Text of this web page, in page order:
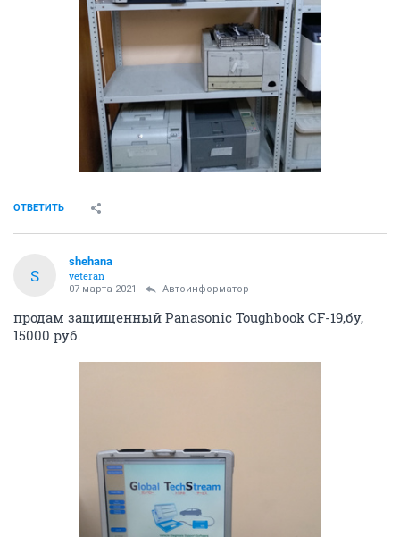
ОТВЕТИТЬ
S
shehana
veteran
07 марта 2021 Автоинформатор
продам защищенный Panasonic Toughbook CF-19,бу,
15000 руб.